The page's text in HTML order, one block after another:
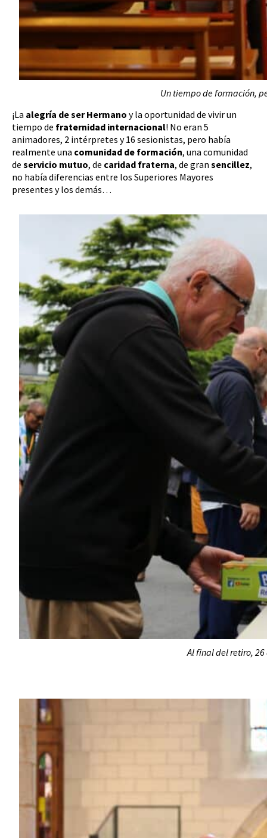
Un tiempo de formación,
¡La alegría de ser Hermano y la oportunidad de vivir un
tiempo de fraternidad internacional! No eran 5
animadores, 2 intérpretes y 16 sesionistas, pero había
realmente una comunidad de formación, una comunidad
de servicio mutuo, de caridad fraterna, de gran sencillez,
no había diferencias entre los Superiores Mayores
presentes y los demás…
Al final del retiro,